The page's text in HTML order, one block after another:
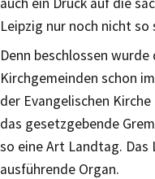
Leipzig nur noch nicht so
Denn beschlossen
Kirchgemeinden schon
der Evangelischen
das gesetzgebende
so eine Art Landtag.
ausführende Organ.